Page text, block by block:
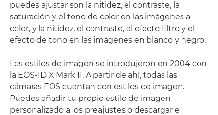
puedes ajustar son la nitidez, el contraste, la
saturación y el tono de color en las imágenes a
color, y la nitidez, el contraste, el efecto filtro y el
efecto de tono en las imágenes en blanco y negro.
Los estilos de imagen se introdujeron en 2004 con
la EOS-1D X Mark II. A partir de ahí, todas las
cámaras EOS cuentan con estilos de imagen.
Puedes añadir tu propio estilo de imagen
personalizado a los preajustes o descargar e